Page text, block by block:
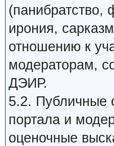
(панибратство,
ирония,
отношению к
модераторам,
ДЭИР.
5.2. Публичные
портала и
оценочные